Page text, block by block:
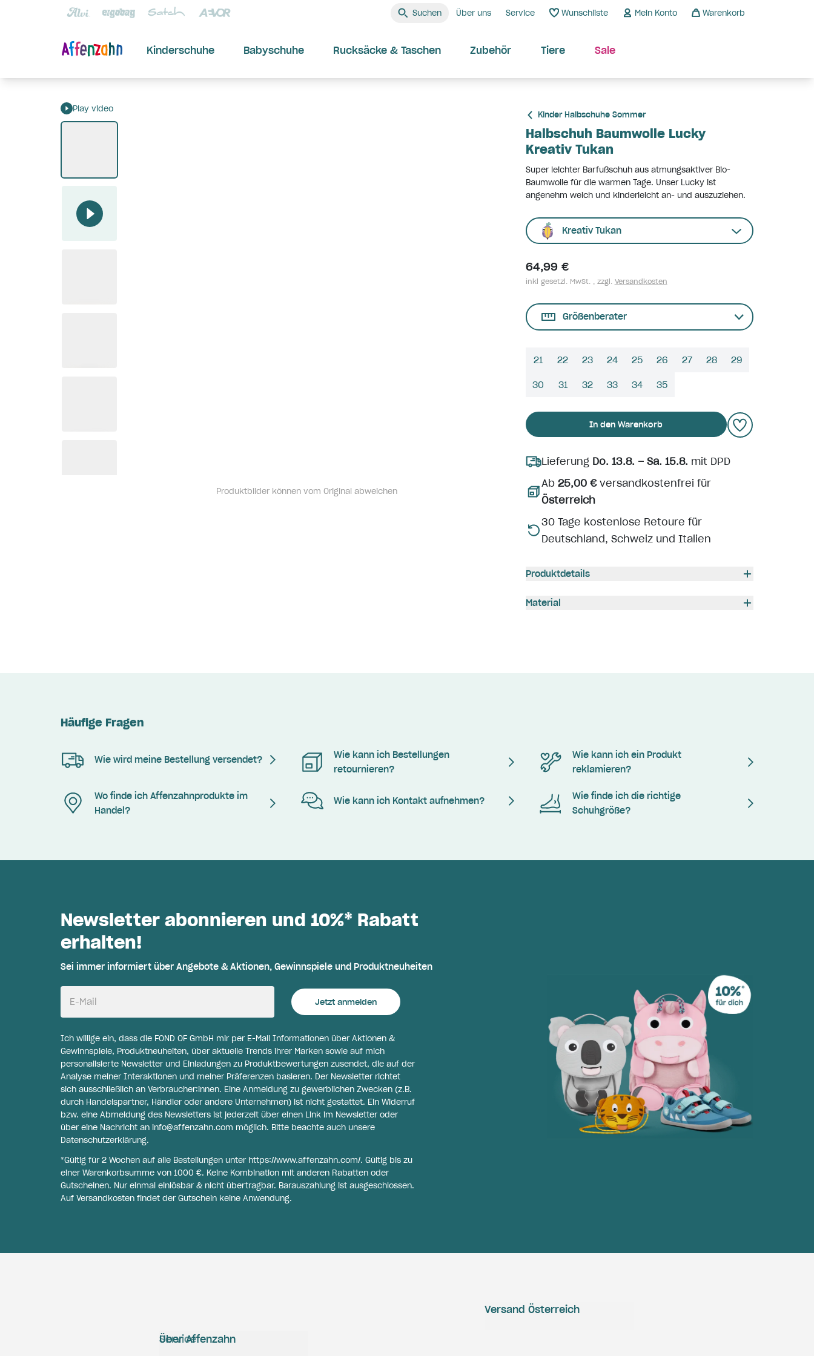
Suchen Über uns Service Wunschliste Mein Konto Warenkorb
Kinderschuhe Babyschuhe Rucksäcke & Taschen Zubehör Tiere Sale
Play video
Produktbilder können vom Original abweichen
Kinder Halbschuhe Sommer
Halbschuh Baumwolle Lucky
Kreativ Tukan
Super leichter Barfußschuh aus atmungsaktiver Bio-
Baumwolle für die warmen Tage. Unser Lucky ist
angenehm weich und kinderleicht an- und auszuziehen.
Kreativ Tukan
64,99 €
inkl gesetzl. MwSt. , zzgl. Versandkosten
Größenberater
21 22 23 24 25 26 27 28 29
30 31 32 33 34 35
In den Warenkorb
Lieferung Do. 13.8. – Sa. 15.8.mit DPD
Ab 25,00 €versandkostenfrei für
Österreich
30 Tage kostenlose Retoure für
Deutschland, Schweiz und Italien
Produktdetails
Material
Häufige Fragen
Wie wird meine Bestellung versendet?
Wie kann ich Bestellungen
retournieren?
Wie kann ich ein Produkt
reklamieren?
Wo finde ich Affenzahnprodukte im
Handel?
Wie kann ich Kontakt aufnehmen?
Wie finde ich die richtige
Schuhgröße?
Newsletter abonnieren und 10%* Rabatt
erhalten!
Sei immer informiert über Angebote & Aktionen, Gewinnspiele und Produktneuheiten
E-Mail Jetzt anmelden
Ich willige ein, dass die FOND OF GmbH mir per E-Mail Informationen über Aktionen &
Gewinnspiele, Produktneuheiten, über aktuelle Trends ihrer Marken sowie auf mich
personalisierte Newsletter und Einladungen zu Produktbewertungen zusendet, die auf der
Analyse meiner Interaktionen und meiner Präferenzen basieren. Der Newsletter richtet
sich ausschließlich an Verbraucher:innen. Eine Anmeldung zu gewerblichen Zwecken (z.B.
durch Handelspartner, Händler oder andere Unternehmen) ist nicht gestattet. Ein Widerruf
bzw. eine Abmeldung des Newsletters ist jederzeit über einen Link im Newsletter oder
über eine Nachricht an info@affenzahn.com möglich. Bitte beachte auch unsere
Datenschutzerklärung.
*Gültig für 2 Wochen auf alle Bestellungen unter https://www.affenzahn.com/. Gültig bis zu
einer Warenkorbsumme von 1000 €. Keine Kombination mit anderen Rabatten oder
Gutscheinen. Nur einmal einlösbar & nicht übertragbar. Barauszahlung ist ausgeschlossen.
Auf Versandkosten findet der Gutschein keine Anwendung.
Service
Über Affenzahn
Versand Österreich